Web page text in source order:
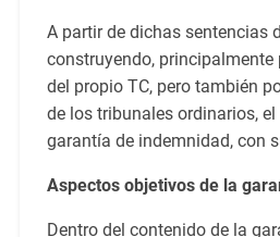
A partir de dichas sentencias
construyendo,
del propio TC, pero también
de los tribunales ordinarios,
garantía de indemnidad, con
Aspectos objetivos de la
Dentro del contenido de la